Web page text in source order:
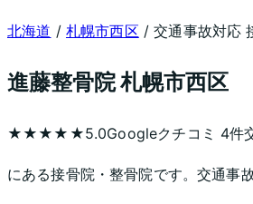
北海道 / 札幌市西区 / 交通事故対応
進藤整骨院 札幌市西区
★★★★★5.0Googleクチコミ 4件
にある接骨院・整骨院です。交通事